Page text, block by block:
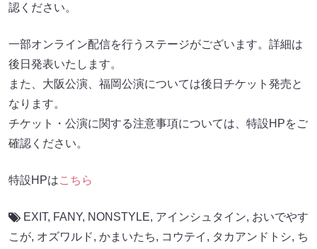
認ください。
一部オンライン配信を行うステージがございます。詳細は
後日発表いたします。
また、大阪公演、福岡公演については後日チケット発売と
なります。
チケット・公演に関する注意事項については、特設HPをご
確認ください。
特設HPはこちら
EXIT, FANY, NONSTYLE, アインシュタイン, おいでやす
こが, オズワルド, かまいたち, コウテイ , タカアンドトシ, ち